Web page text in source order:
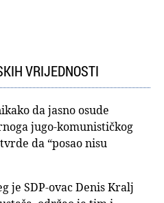
VRIJEDNOSTI
da jasno osude
jugo-komunističkog
da “posao nisu
je SDP-ovac Denis Kralj